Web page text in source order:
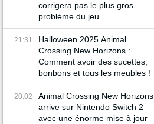
corrigera pas le plus gros
problème du jeu...
21:31
Halloween 2025 Animal
Crossing New Horizons :
Comment avoir des sucettes,
bonbons et tous les meubles !
20:02
Animal Crossing New Horizons
arrive sur Nintendo Switch 2
avec une énorme mise à jour